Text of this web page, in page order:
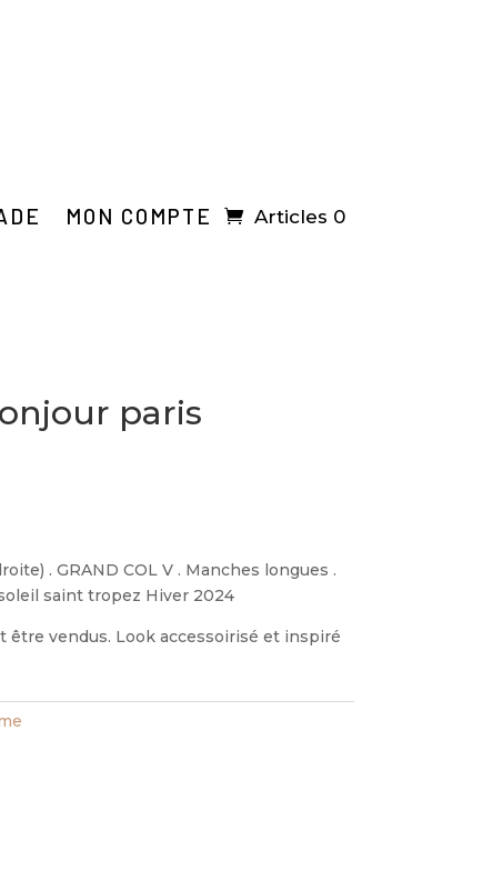
MON COMPTE Articles 0
paris
. GRAND COL V . Manches longues .
saint tropez Hiver 2024
être vendus. Look accessoirisé et inspiré